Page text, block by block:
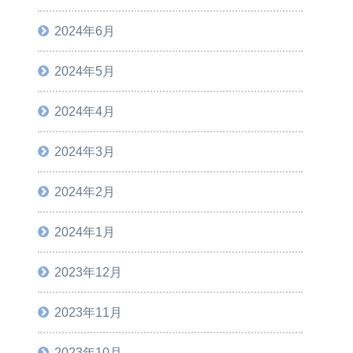
2024年6月
2024年5月
2024年4月
2024年3月
2024年2月
2024年1月
2023年12月
2023年11月